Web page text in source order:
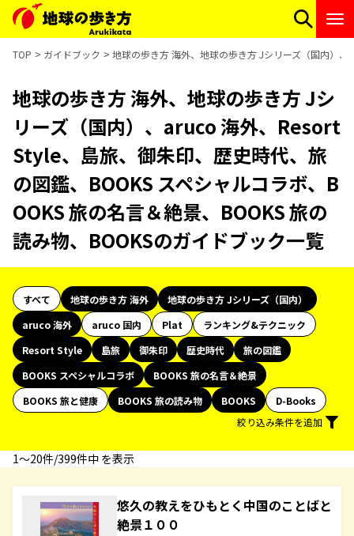
TOP ガイドブック 地球の歩き方 海外、地球の歩き方 Jシリーズ（国内）
地球の歩き方 海外、地球の歩き方 Jシ
リーズ（国内）、aruco 海外、Resort
Style、島旅、御朱印、歴史時代、旅
の図鑑、BOOKS スペシャルコラボ、B
OOKS 旅の名言＆絶景、BOOKS 旅の
読み物、BOOKSのガイドブック一覧
すべて 地球の歩き方 海外
地球の歩き方 Jシリーズ（国内）
aruco 海外
aruco 国内 Plat
ランキング&テクニック
Resort Style
島旅 御朱印 歴史時代
旅の図鑑
BOOKS スペシャルコラボ
BOOKS 旅の名言＆絶景
BOOKS 旅と健康
BOOKS 旅の読み物 BOOKS
D-Books
絞り込み条件を追加
1〜20件/399件中 を表示
悠久の教えをひもとく中国のことばと
絶景１００